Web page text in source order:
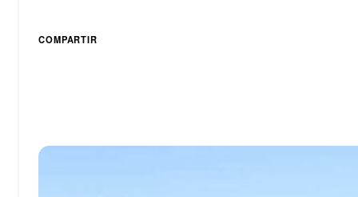
COMPARTIR